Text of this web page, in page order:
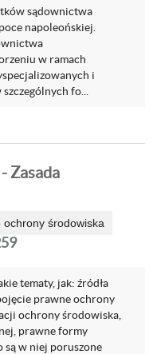
sądownictwa
napoleońskiej.
w ramach
i
fo...
Zasada
ochrony środowiska
tematy, jak: źródła
prawne ochrony
ochrony środowiska,
prawne formy
są w niej poruszone